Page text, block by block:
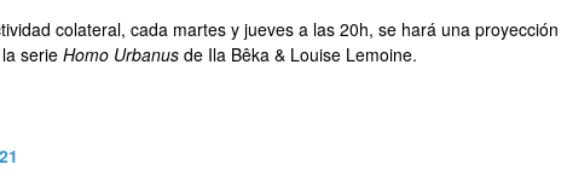
colateral, cada martes y jueves a las 20h, se hará una proyección
serie Homo Urbanus de Ila Bêka & Louise Lemoine.